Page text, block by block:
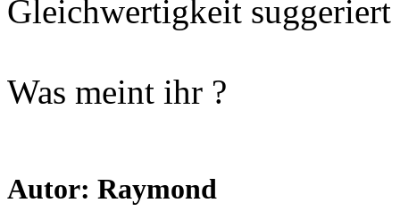
Gleichwertigkeit suggeriert
Was meint ihr ?
Autor: Raymond